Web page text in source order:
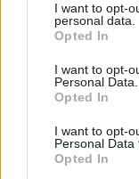
I want to opt-
personal data.
Opted In
I want to opt-
Personal Data.
Opted In
I want to opt-
Personal Data
Opted In
Lássuk, elvitte-e
főnyereményt.